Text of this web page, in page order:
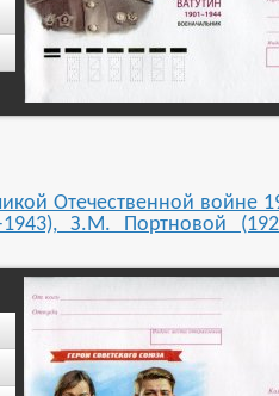
Отечественной войне
З.М. Портновой